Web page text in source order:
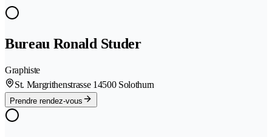
Bureau Ronald Studer
Graphiste
St. Margrithenstrasse 14500 Solothurn
Prendre rendez-vous